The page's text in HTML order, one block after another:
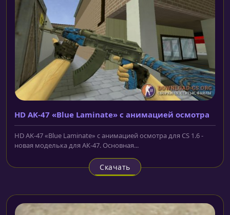
HD AK-47 «Blue Laminate» с анимацией осмотра
HD AK-47 «Blue Laminate» с анимацией осмотра для CS 1.6 -
новая моделька для АК-47. Основная...
Скачать